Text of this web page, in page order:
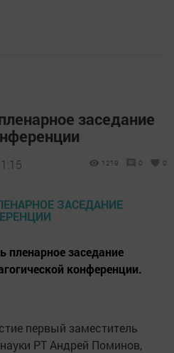
заседание
1219 0 0
пленарное заседание
конференции.
первый заместитель
РТ Андрей Поминов,